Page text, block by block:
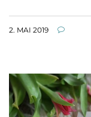
2. MAI 2019